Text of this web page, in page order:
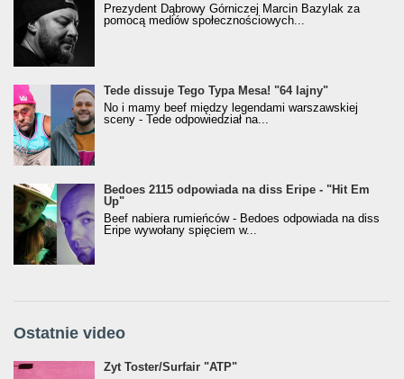
Prezydent Dąbrowy Górniczej Marcin Bazylak za
pomocą mediów społecznościowych...
Tede dissuje Tego Typa Mesa! "64 lajny"
No i mamy beef między legendami warszawskiej
sceny - Tede odpowiedział na...
Bedoes 2115 odpowiada na diss Eripe - "Hit Em
Up"
Beef nabiera rumieńców - Bedoes odpowiada na diss
Eripe wywołany spięciem w...
Ostatnie video
Żyt Toster/SurfAir - ATP VIDEO
Żyt Toster/Surfair "ATP"